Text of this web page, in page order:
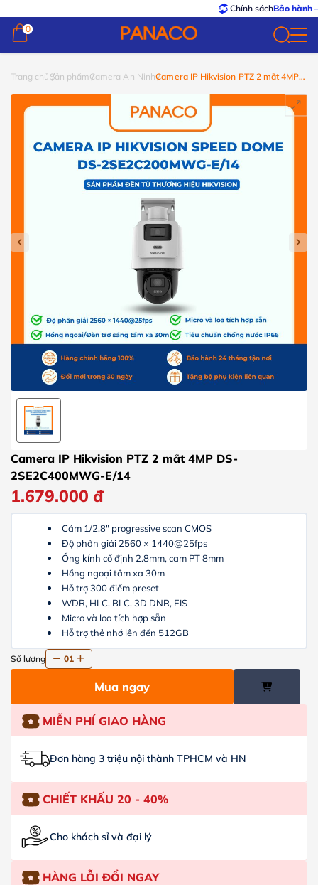
Chính sáchBảo hành – Đổi trả
0
0
Trang chủ Sản phẩmCamera An NinhCamera IP Hikvision PTZ 2 mắt 4MP
Camera IP Hikvision PTZ 2 mắt 4MP DS-
2SE2C400MWG-E/14
1.679.000 đ
Cảm 1/2.8″ progressive scan CMOS
Độ phân giải 2560 × 1440@25fps
Ống kính cố định 2.8mm, cam PT 8mm
Hồng ngoại tầm xa 30m
Hỗ trợ 300 điểm preset
WDR, HLC, BLC, 3D DNR, EIS
Micro và loa tích hợp sẵn
Hỗ trợ thẻ nhớ lên đến 512GB
Số lượng 01
Mua ngay
MIỄN PHÍ GIAO HÀNG
Đơn hàng 3 triệu nội thành TPHCM và HN
CHIẾT KHẤU 20 - 40%
Cho khách sỉ và đại lý
HÀNG LỖI ĐỔI NGAY